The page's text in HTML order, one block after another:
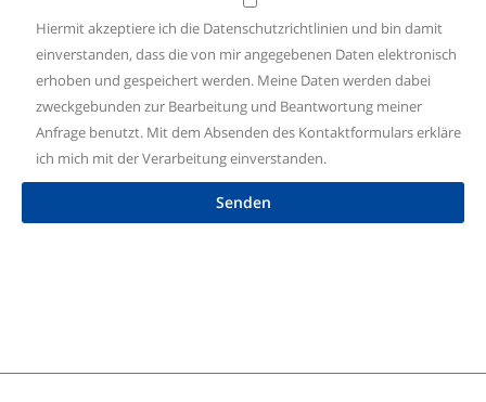
Hiermit akzeptiere ich die Datenschutzrichtlinien und bin damit
einverstanden, dass die von mir angegebenen Daten elektronisch
erhoben und gespeichert werden. Meine Daten werden dabei
zweckgebunden zur Bearbeitung und Beantwortung meiner
Anfrage benutzt. Mit dem Absenden des Kontaktformulars erkläre
ich mich mit der Verarbeitung einverstanden.